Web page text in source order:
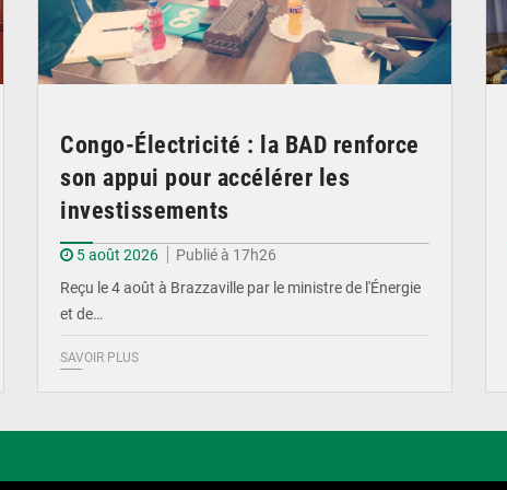
Congo-Électricité : la BAD renforce
son appui pour accélérer les
investissements
5 août 2026
Publié à 17h26
Reçu le 4 août à Brazzaville par le ministre de l'Énergie
et de…
SAVOIR PLUS